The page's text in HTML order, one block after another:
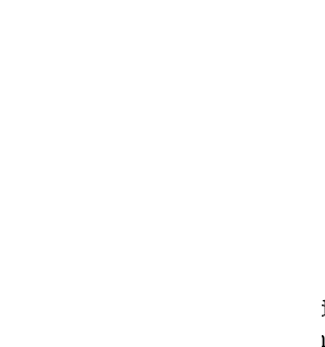
Málaga se convierte en la
inaugurado el campeonato